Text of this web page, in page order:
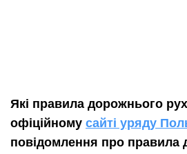
Які правила дорожнього
офіційному сайті уряду
повідомлення про правила